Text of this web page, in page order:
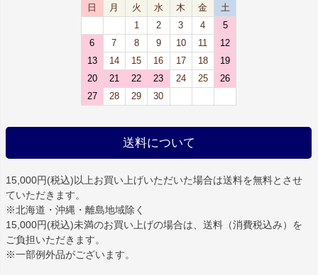
日 月 火 水 木 金
土
1
2 3 4
5
6
7 8 9 10 11
12
13
14 15 16 17 18
19
20
21 22 23 24 25
26
27
28 29 30
送料について
15,000円(税込)以上お買い上げいただいた場合は送料を無料とさせ
ていただきます。
※北海道・沖縄・離島地域除く
15,000円(税込)未満のお買い上げの場合は、送料（消費税込み）を
ご負担いただきます。
※一部例外品がございます。